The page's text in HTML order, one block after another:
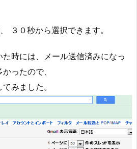
３０秒から選択できます。
た時には、メール送信済みになっ
かったので、
みました。